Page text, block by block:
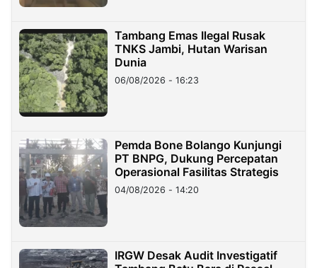
Tambang Emas Ilegal Rusak
TNKS Jambi, Hutan Warisan
Dunia
06/08/2026 - 16:23
Pemda Bone Bolango Kunjungi
PT BNPG, Dukung Percepatan
Operasional Fasilitas Strategis
04/08/2026 - 14:20
IRGW Desak Audit Investigatif